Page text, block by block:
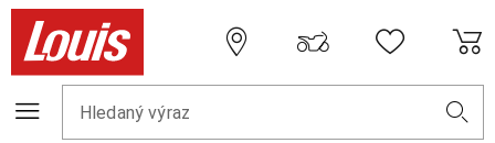
Hledaný výraz